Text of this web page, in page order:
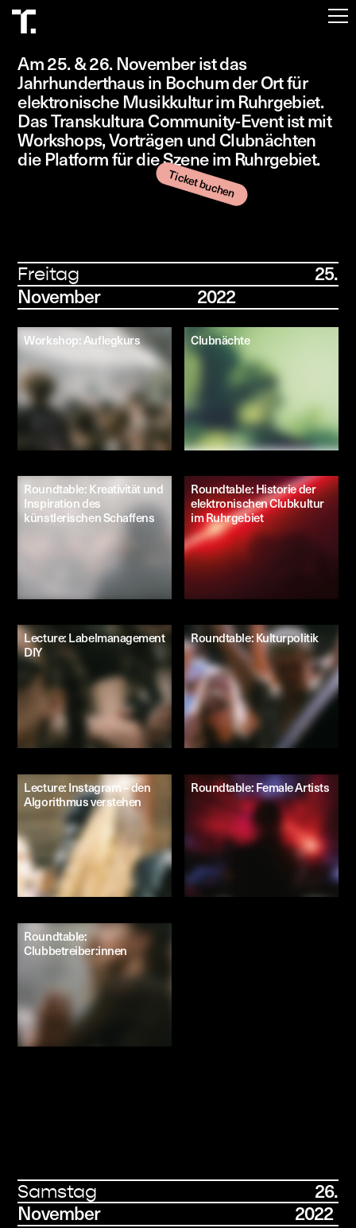
Start
Programm
Über
Besuch
Am 25. & 26. November ist das
Jahrhunderthaus in Bochum der Ort für
elektronische Musikkultur im Ruhrgebiet.
Das Transkultura Community-Event ist mit
Workshops, Vorträgen und Clubnächten
die Platform für die Szene im Ruhrgebiet.
Ticket buchen
Freitag 25.
November 2022
Workshop: Auflegkurs Clubnächte
Roundtable: Kreativität und
Inspiration des
künstlerischen Schaffens
Roundtable: Historie der
elektronischen Clubkultur
im Ruhrgebiet
Lecture: Labelmanagement
DIY
Roundtable: Kulturpolitik
Lecture: Instagram – den
Algorithmus verstehen
Roundtable: Female Artists
Roundtable:
Clubbetreiber:innen
Samstag 26.
November 2022